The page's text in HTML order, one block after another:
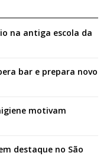
na antiga escola da
bar e prepara novo
motivam
destaque no São